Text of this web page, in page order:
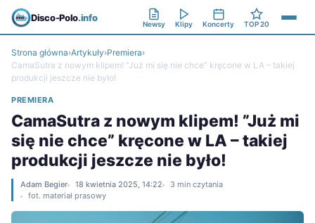
Disco-Polo.info
Newsy Klipy Koncerty TOP 20
Strona główna›Artykuły›Premiera›
CamaSutra z nowym klipem! ”Już mi się nie chce” kręcone w LA – takiej
produkcji jeszcze nie było!
PREMIERA
CamaSutra z nowym klipem! ”Już mi
się nie chce” kręcone w LA – takiej
produkcji jeszcze nie było!
Adam Begier 18 kwietnia 2025, 14:22
3 min czytania
fot. materiał prasowy